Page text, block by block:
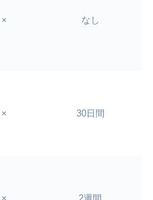
× なし
× 30日間